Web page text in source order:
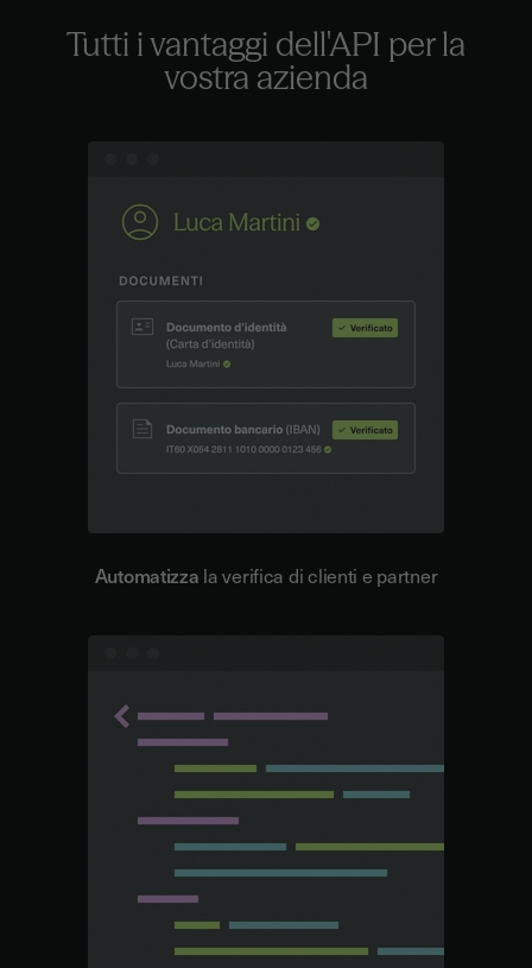
Tutti i vantaggi dell'API per la
vostra azienda
Automatizza la verifica di clienti e partner